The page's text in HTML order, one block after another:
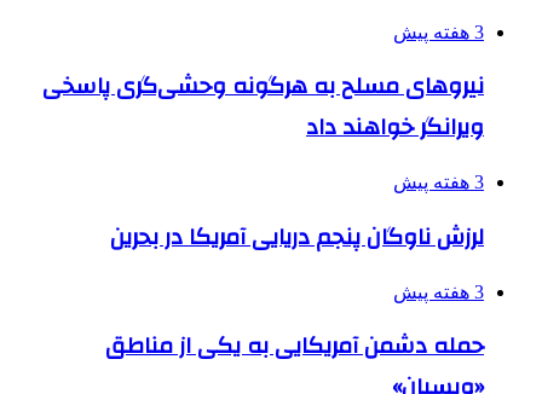
3 هفته پیش
نیروهای مسلح به هرگونه وحشی‌گری پاسخی
ویرانگر خواهند داد
3 هفته پیش
لرزش ناوگان پنجم دریایی آمریکا در بحرین
3 هفته پیش
حمله دشمن آمریکایی به یکی از مناطق